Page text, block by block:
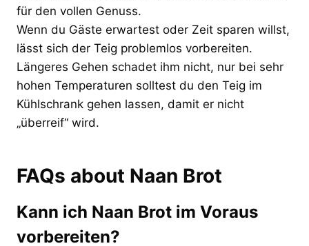
für den vollen Genuss.
Wenn du Gäste erwartest oder Zeit sparen willst,
lässt sich der Teig problemlos vorbereiten.
Längeres Gehen schadet ihm nicht, nur bei sehr
hohen Temperaturen solltest du den Teig im
Kühlschrank gehen lassen, damit er nicht
„überreif“ wird.
FAQs about Naan Brot
Kann ich Naan Brot im Voraus
vorbereiten?